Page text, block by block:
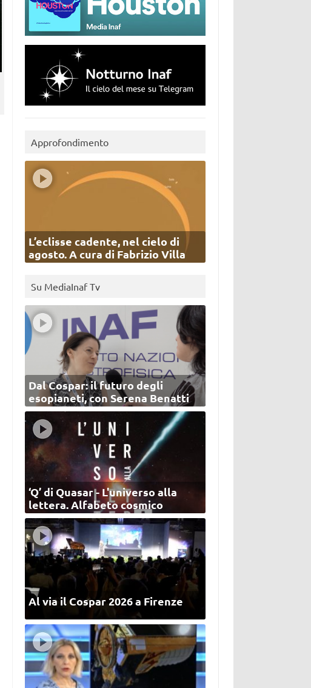
Approfondimento
L’eclisse cadente, nel cielo di
agosto. A cura di Fabrizio Villa
Su MediaInaf Tv
Dal Cospar: il futuro degli
esopianeti, con Serena Benatti
‘Q’ di Quasar - L'universo alla
lettera. Alfabeto cosmico
Al via il Cospar 2026 a Firenze